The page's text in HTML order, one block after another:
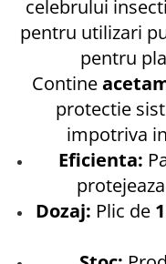
Cazmale si lopeti
Ferastraie de mana
Foarfeci de gradina
Sape si sapaligi
Unelte mici de mana
Ustensile altoit
celebrului
pentru utilizari
pentru
Contine
protectie
impotriva
Eficienta:
Dozaj: Plic de